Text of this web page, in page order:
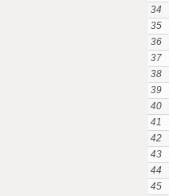
34
35
36
37
38
39
40
41
42
43
44
45